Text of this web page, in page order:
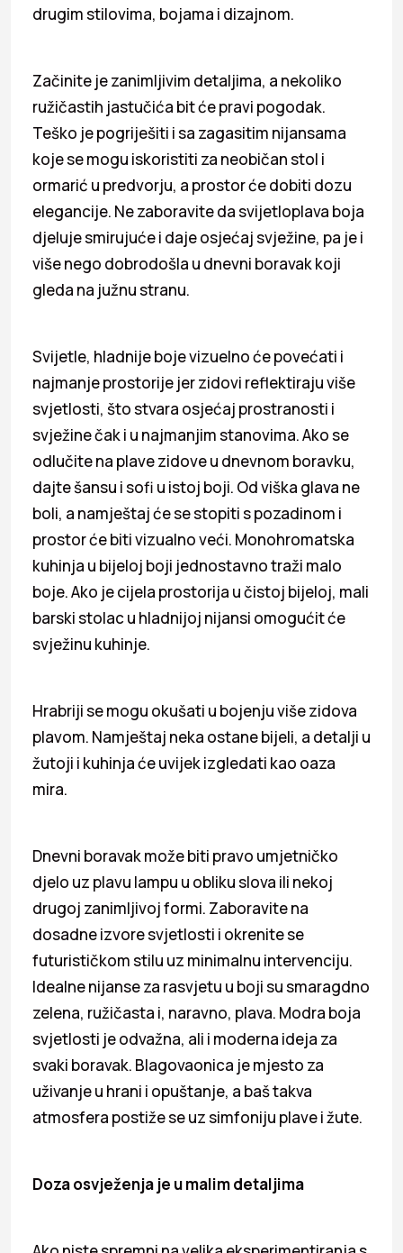
drugim stilovima, bojama i dizajnom.
Začinite je zanimljivim detaljima, a nekoliko
ružičastih jastučića bit će pravi pogodak.
Teško je pogriješiti i sa zagasitim nijansama
koje se mogu iskoristiti za neobičan stol i
ormarić u predvorju, a prostor će dobiti dozu
elegancije. Ne zaboravite da svijetloplava boja
djeluje smirujuće i daje osjećaj svježine, pa je i
više nego dobrodošla u dnevni boravak koji
gleda na južnu stranu.
Svijetle, hladnije boje vizuelno će povećati i
najmanje prostorije jer zidovi reflektiraju više
svjetlosti, što stvara osjećaj prostranosti i
svježine čak i u najmanjim stanovima. Ako se
odlučite na plave zidove u dnevnom boravku,
dajte šansu i sofi u istoj boji. Od viška glava ne
boli, a namještaj će se stopiti s pozadinom i
prostor će biti vizualno veći. Monohromatska
kuhinja u bijeloj boji jednostavno traži malo
boje. Ako je cijela prostorija u čistoj bijeloj, mali
barski stolac u hladnijoj nijansi omogućit će
svježinu kuhinje.
Hrabriji se mogu okušati u bojenju više zidova
plavom. Namještaj neka ostane bijeli, a detalji u
žutoji i kuhinja će uvijek izgledati kao oaza
mira.
Dnevni boravak može biti pravo umjetničko
djelo uz plavu lampu u obliku slova ili nekoj
drugoj zanimljivoj formi. Zaboravite na
dosadne izvore svjetlosti i okrenite se
futurističkom stilu uz minimalnu intervenciju.
Idealne nijanse za rasvjetu u boji su smaragdno
zelena, ružičasta i, naravno, plava. Modra boja
svjetlosti je odvažna, ali i moderna ideja za
svaki boravak. Blagovaonica je mjesto za
uživanje u hrani i opuštanje, a baš takva
atmosfera postiže se uz simfoniju plave i žute.
Doza osvježenja je u malim detaljima